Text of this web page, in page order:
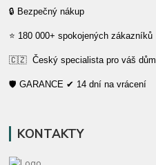
🔒 Bezpečný nákup
⭐ 180 000+ spokojených zákazníků
🇨🇿 Český specialista pro váš dům
🛡️ GARANCE ✔ 14 dní na vrácení
KONTAKTY